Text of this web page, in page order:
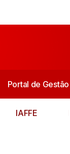
Portal de Gestão
IAFFE